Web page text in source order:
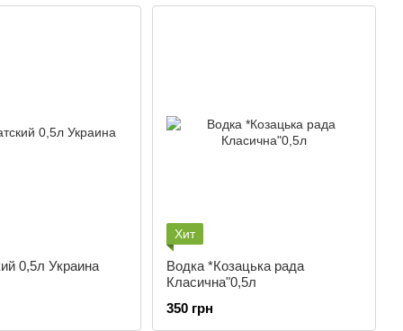
0,5л Украина
Хит
Водка *Козацька рада
Класична"0,5л
350 грн